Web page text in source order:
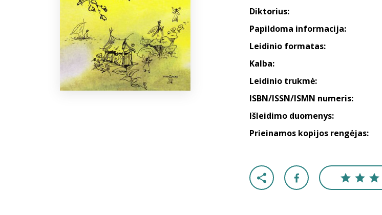
Diktorius:
Papildoma informacija:
Leidinio formatas:
Kalba:
Leidinio trukmė:
ISBN/ISSN/ISMN numeris:
Išleidimo duomenys:
Prieinamos kopijos rengėjas: